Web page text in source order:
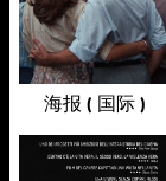
海报 ( 国际 )